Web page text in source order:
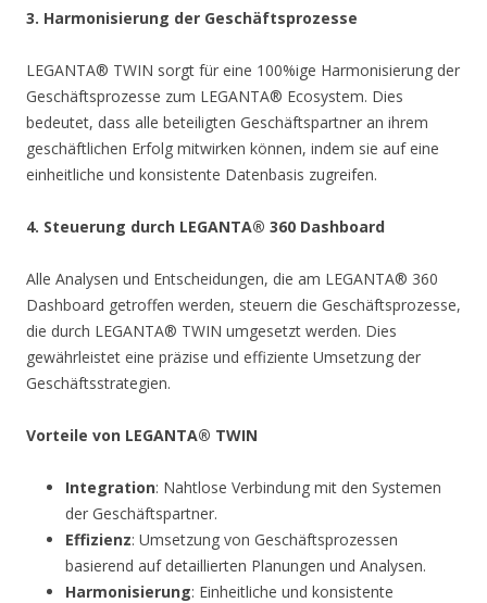
3. Harmonisierung der Geschäftsprozesse
LEGANTA® TWIN sorgt für eine 100%ige Harmonisierung der
Geschäftsprozesse zum LEGANTA® Ecosystem. Dies
bedeutet, dass alle beteiligten Geschäftspartner an ihrem
geschäftlichen Erfolg mitwirken können, indem sie auf eine
einheitliche und konsistente Datenbasis zugreifen.
4. Steuerung durch LEGANTA® 360 Dashboard
Alle Analysen und Entscheidungen, die am LEGANTA® 360
Dashboard getroffen werden, steuern die Geschäftsprozesse,
die durch LEGANTA® TWIN umgesetzt werden. Dies
gewährleistet eine präzise und effiziente Umsetzung der
Geschäftsstrategien.
Vorteile von LEGANTA® TWIN
Integration: Nahtlose Verbindung mit den Systemen
der Geschäftspartner.
Effizienz: Umsetzung von Geschäftsprozessen
basierend auf detaillierten Planungen und Analysen.
Harmonisierung: Einheitliche und konsistente